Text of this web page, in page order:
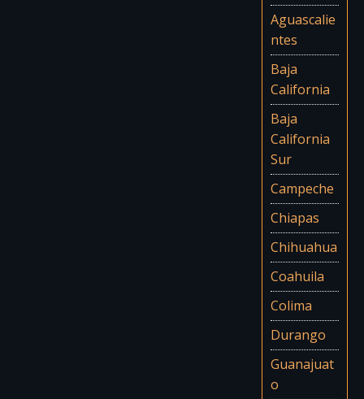
Aguascalie
ntes
Baja
California
Baja
California
Sur
Campeche
Chiapas
Chihuahua
Coahuila
Colima
Durango
Guanajuat
o